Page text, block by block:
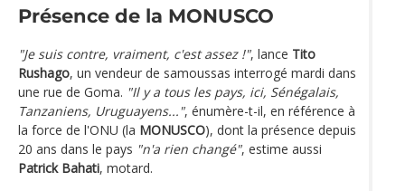
Présence de la MONUSCO
"Je suis contre, vraiment, c'est assez !", lance Tito
Rushago, un vendeur de samoussas interrogé mardi dans
une rue de Goma. "Il y a tous les pays, ici, Sénégalais,
Tanzaniens, Uruguayens...", énumère-t-il, en référence à
la force de l'ONU (la MONUSCO), dont la présence depuis
20 ans dans le pays "n'a rien changé", estime aussi
Patrick Bahati, motard.